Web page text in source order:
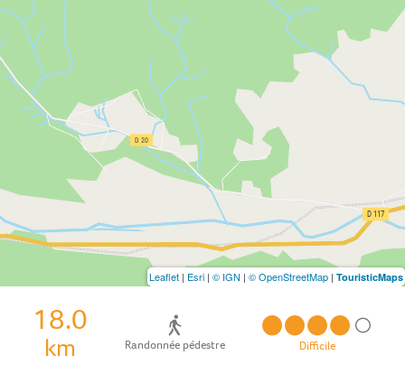
18.0
km Randonnée pédestre Difficile
Leaflet | Esri | © IGN | © OpenStreetMap | TouristicMaps